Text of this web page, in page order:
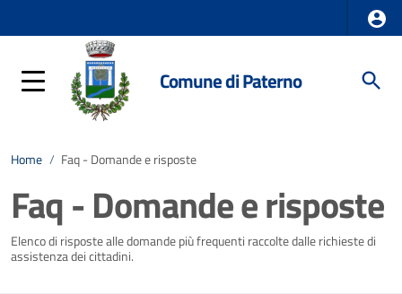
Comune di Paterno
Home / Faq - Domande e risposte
Faq - Domande e risposte
Elenco di risposte alle domande più frequenti raccolte dalle richieste di
assistenza dei cittadini.